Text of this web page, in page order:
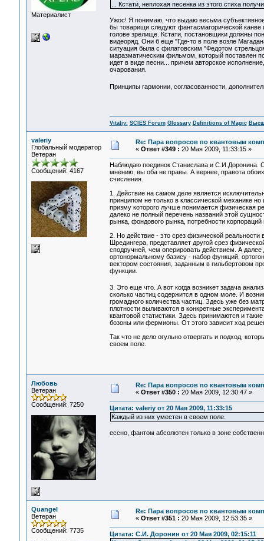
Материалист
... Кстати, неплохая песенка из этого стиха
Ужос! Я понимаю, что выдаю весьма субъективное
бы товарищи следуют фантасмагорической канве
голове зрелище. Кстати, постановщики должны
видеоряд. Они б еще "Где-то в поле возле
ситуация была с филатовским "Федотом
маразматическим фильмом, который поставлен
идет в виде песни... причем авторское
очарования.
Принципы гармонии, согласованности,
Vitaliy: SCIES Forum Glossary Definitions of Magic
valeriy
Глобальный модератор
Ветеран
Сообщений: 4167
Re: Пара вопросов по квантовым
« Ответ #349 : 20 Мая 2009, 11:33:15 »
Наблюдаю поединок Станислава и С.И.Доронина.
мнению, вы оба не правы. А вернее, правота
счисления.
1. Действие на самом деле является
принципом не только в классической механике
призму которого лучше понимается физическая
далеко не полный перечень названий этой
рынка, фондового рынка, потребности
2. Но действие - это срез физической
Шредингера, представляет другой срез
сподручней, чем оперировать действием. А
ортонормальному базису - набор функций,
вектором состояния, заданным в гильбертовом
функции.
3. Это еще что. А вот когда возникет задача
сколько частиц содержится в одном моле. И
громадного количества частиц. Здесь уже без
плотности выливаются в конкретные
квантовой статистики. Здесь принимаются и
бозоны или фермионы. От этого зависит ход
Так что не дело огульно отвергать и подход,
своем поле.
Любовь
Ветеран
Сообщений: 7250
Re: Пара вопросов по квантовым
« Ответ #350 : 20 Мая 2009, 12:30:47 »
Цитата: valeriy от 20 Мая 2009, 11:33:15
Каждый из них уместен в своем поле.
ессно, фантом абсолютен только в зоне
Quangel
Ветеран
Сообщений: 7735
Re: Пара вопросов по квантовым
« Ответ #351 : 20 Мая 2009, 12:53:35 »
Цитата: С.И. Доронин от 20 Мая 2009, 02:15:11